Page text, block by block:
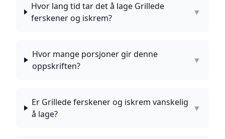
Hvor lang tid tar det å lage Grillede
ferskener og iskrem?
▼
Hvor mange porsjoner gir denne
oppskriften?
▼
Er Grillede ferskener og iskrem vanskelig
å lage?
▼